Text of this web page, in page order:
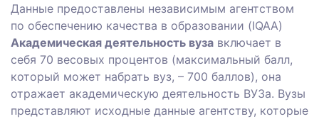
Данные предоставлены независимым агентством
по обеспечению качества в образовании (IQAA)
Академическая деятельность вуза включает в
себя 70 весовых процентов (максимальный балл,
который может набрать вуз, – 700 баллов), она
отражает академическую деятельность ВУЗа. Вузы
представляют исходные данные агентству, которые